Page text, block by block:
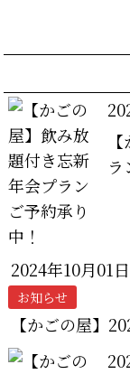
ラ
2024年10月01日
お知らせ
【かごの屋】